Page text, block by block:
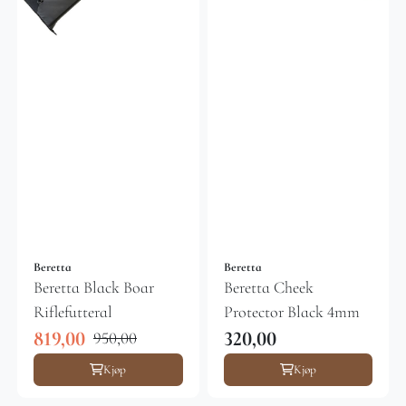
Beretta
Beretta Black Boar
Riflefutteral
819,00 950,00
Kjøp
Beretta
Beretta Cheek
Protector Black 4mm
320,00
Kjøp